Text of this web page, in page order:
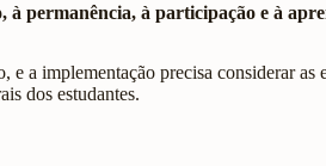
à permanência, à participação e à
a implementação precisa considerar
dos estudantes.